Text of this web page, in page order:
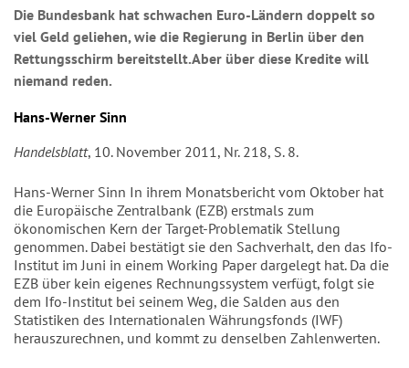
Die Bundesbank hat schwachen Euro-Ländern doppelt so
viel Geld geliehen, wie die Regierung in Berlin über den
Rettungsschirm bereitstellt.Aber über diese Kredite will
niemand reden.
Hans-Werner Sinn
Handelsblatt, 10. November 2011, Nr. 218, S. 8.
Hans-Werner Sinn In ihrem Monatsbericht vom Oktober hat
die Europäische Zentralbank (EZB) erstmals zum
ökonomischen Kern der Target-Problematik Stellung
genommen. Dabei bestätigt sie den Sachverhalt, den das Ifo-
Institut im Juni in einem Working Paper dargelegt hat. Da die
EZB über kein eigenes Rechnungssystem verfügt, folgt sie
dem Ifo-Institut bei seinem Weg, die Salden aus den
Statistiken des Internationalen Währungsfonds (IWF)
herauszurechnen, und kommt zu denselben Zahlenwerten.